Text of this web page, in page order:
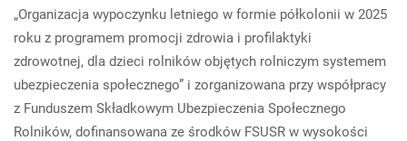
„Organizacja wypoczynku letniego w formie półkolonii w 2025
roku z programem promocji zdrowia i profilaktyki
zdrowotnej, dla dzieci rolników objętych rolniczym systemem
ubezpieczenia społecznego” i zorganizowana przy współpracy
z Funduszem Składkowym Ubezpieczenia Społecznego
Rolników, dofinansowana ze środków FSUSR w wysokości